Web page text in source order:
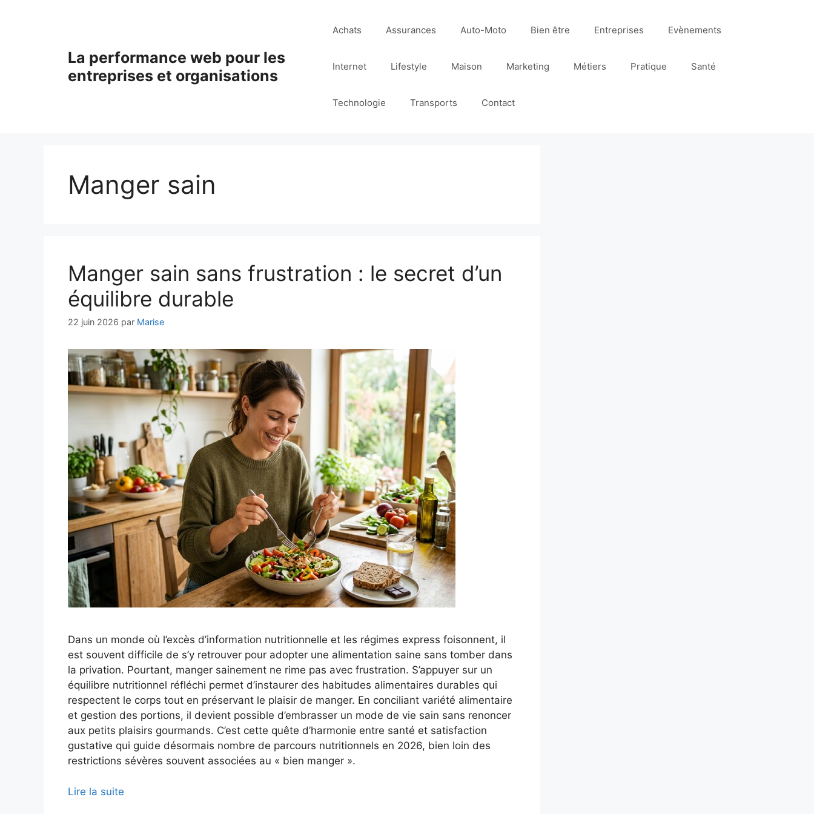
La performance web pour les
entreprises et organisations
Achats Assurances Auto-Moto Bien être Entreprises Evènements
Internet Lifestyle Maison Marketing Métiers Pratique Santé
Technologie Transports Contact
Manger sain
Manger sain sans frustration : le secret d’un
équilibre durable
22 juin 2026 par Marise
Dans un monde où l’excès d’information nutritionnelle et les régimes express foisonnent, il
est souvent difficile de s’y retrouver pour adopter une alimentation saine sans tomber dans
la privation. Pourtant, manger sainement ne rime pas avec frustration. S’appuyer sur un
équilibre nutritionnel réfléchi permet d’instaurer des habitudes alimentaires durables qui
respectent le corps tout en préservant le plaisir de manger. En conciliant variété alimentaire
et gestion des portions, il devient possible d’embrasser un mode de vie sain sans renoncer
aux petits plaisirs gourmands. C’est cette quête d’harmonie entre santé et satisfaction
gustative qui guide désormais nombre de parcours nutritionnels en 2026, bien loin des
restrictions sévères souvent associées au « bien manger ».
Lire la suite